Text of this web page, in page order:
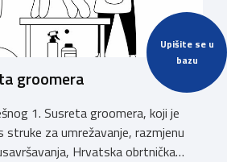
Upišite se u
bazu
groomera
1. Susreta groomera, koji je
za umrežavanje, razmjenu
Hrvatska obrtnička